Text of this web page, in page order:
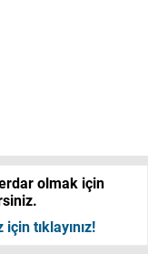
olmak için
tıklayınız!